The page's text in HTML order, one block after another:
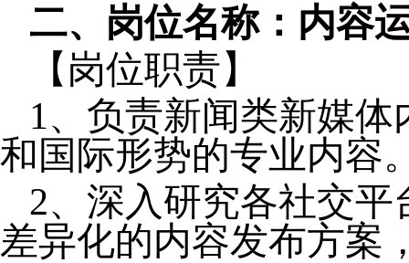
二、 岗位名称：内容
【岗位职责】
1、负责新闻类新媒
和国际形势的专业内容
2、深入研究各社交
差异化的内容发布方案